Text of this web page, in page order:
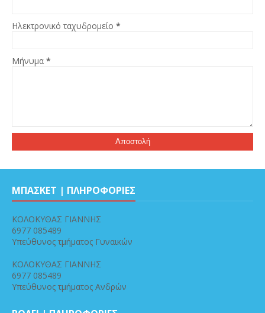
Ηλεκτρονικό ταχυδρομείο *
Μήνυμα *
ΜΠΑΣΚΕΤ | ΠΛΗΡΟΦΟΡΙΕΣ
ΚΟΛΟΚΥΘΑΣ ΓΙΑΝΝΗΣ
6977 085489
Υπεύθυνος τμήματος Γυναικών
ΚΟΛΟΚΥΘΑΣ ΓΙΑΝΝΗΣ
6977 085489
Υπεύθυνος τμήματος Ανδρών